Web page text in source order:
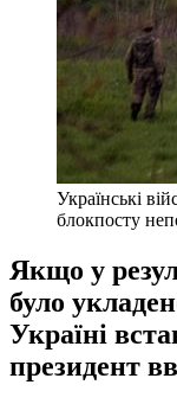
Українські
блокпосту
Якщо у
було
Україні
президент